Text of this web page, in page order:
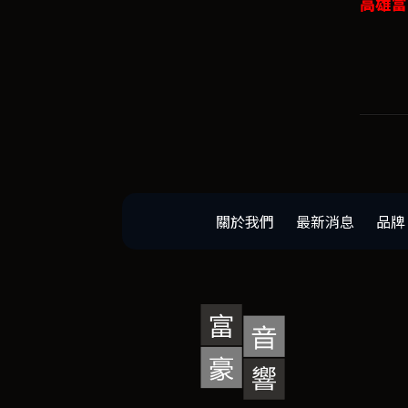
關於我們 最新消息 品牌